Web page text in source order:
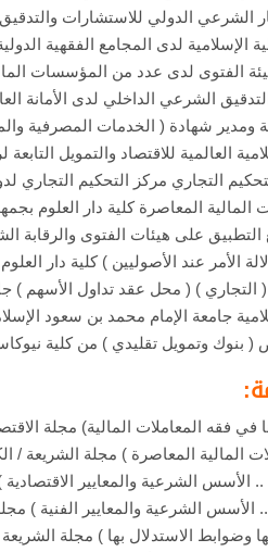
الشرعي الدولي للاستشارات
الإسلامية لدى المجامع الفقهية
لدى عدد من المؤسسات
الشرعي الداخلي لدى الأمانة
ومدير شهادة ( الخدمات المصرفية
العالمية للاقتصاد والتمويل التابعة
التجاري مركز التحكيم التجاري
المالية المعاصرة كلية دار العلوم
التطبيق على هيئات الفتوى والرقابة
الأمر عند الأصوليين ) كلية دار
التجاري ) ( محل عقد تداول الأسهم )
جامعة الإمام محمد بن سعود
وتمويل تقليدي ) من كلية
في فقه المعاملات المالية) مجلة
المالية المعاصرة ) مجلة الشريعة /
.. الأسس الشرعية والمعايير
.. الأسس الشرعية والمعايير الفنية )
وضوابط الاستدلال بها ) مجلة